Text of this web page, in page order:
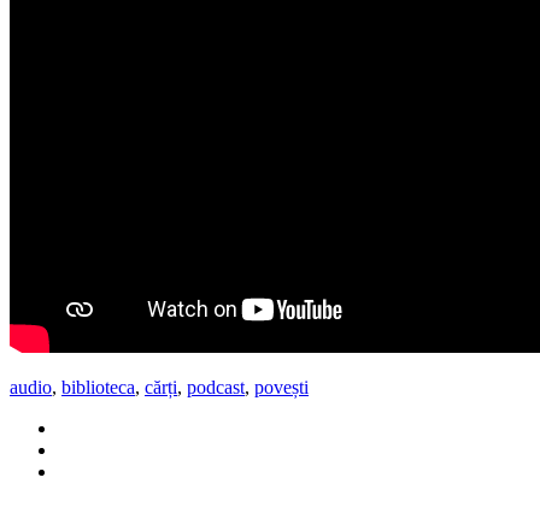
audio, biblioteca, cărți, podcast, povești